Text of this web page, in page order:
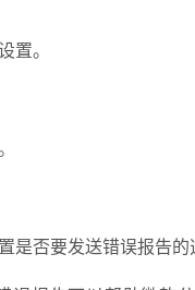
置。
是否要发送错误报告的